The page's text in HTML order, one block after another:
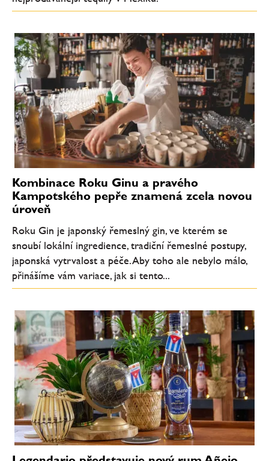
Kombinace Roku Ginu a pravého
Kampotského pepře znamená zcela novou
úroveň
Roku Gin je japonský řemeslný gin, ve kterém se
snoubí lokální ingredience, tradiční řemeslné postupy,
japonská vytrvalost a péče. Aby toho ale nebylo málo,
přinášíme vám variace, jak si tento...